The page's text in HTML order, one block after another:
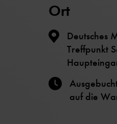
Ort
Deutsches
Treffpunkt
auf die